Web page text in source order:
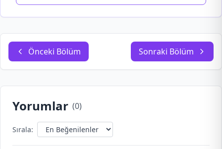
Önceki Bölüm Sonraki Bölüm
Yorumlar (0)
Sırala: